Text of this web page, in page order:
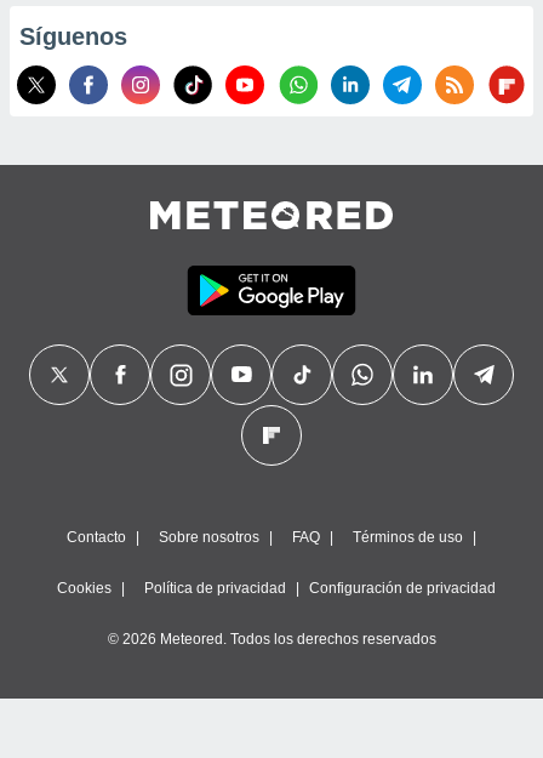
de
de
uso de
Síguenos
Contacto Sobre nosotros FAQ Términos de uso
Cookies Política de privacidad Configuración de privacidad
© 2026 Meteored. Todos los derechos reservados